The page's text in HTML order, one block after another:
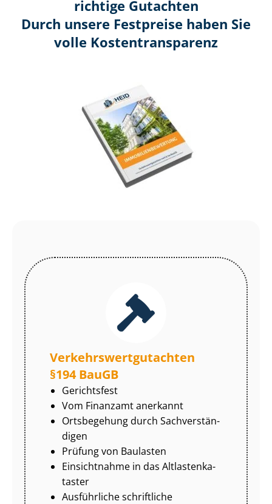
richtige Gutachten
Durch unsere Festpreise haben Sie
volle Kosten­transparenz
Ver­kehrs­wert­gut­ach­ten
§194 BauGB
Gerichtsfest
Vom Finanzamt anerkannt
Ortsbegehung durch Sach­ver­stän­
di­gen
Prüfung von Baulasten
Einsichtnahme in das Alt­las­ten­ka­
tas­ter
Ausführliche schriftliche